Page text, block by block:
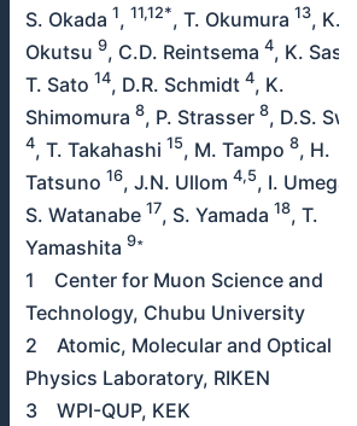
S. Okada 1, 11,12*, T. Okumura 13, K.
Okutsu 9, C.D. Reintsema 4, K.
T. Sato 14, D.R. Schmidt 4, K.
Shimomura 8, P. Strasser 8, D.S.
4, T. Takahashi 15, M. Tampo 8, H.
Tatsuno 16, J.N. Ullom 4,5, I.
S. Watanabe 17, S. Yamada 18, T.
Yamashita 9∗
1 Center for Muon Science and
Technology, Chubu University
2 Atomic, Molecular and Optical
Physics Laboratory, RIKEN
3 WPI-QUP, KEK